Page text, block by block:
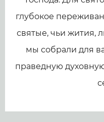
глубокое
святые, чьи жития,
мы собрали для
праведную